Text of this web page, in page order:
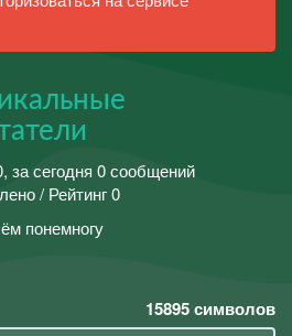
за сегодня 0 сообщений
/ Рейтинг 0
понемногу
15895символов